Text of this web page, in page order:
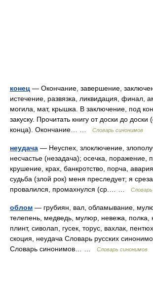
конец — Окончание, завершение,
истечение, развязка, ликвидация, финал,
могила, мат, крышка. В заключение, под
закуску. Прочитать книгу от доски до доски
конца). Окончание… …
Словарь синонимов
неудача — Неуспех, злоключение,
несчастье (незадача); осечка, поражение,
крушение, крах, банкротство, порча,
судьба (злой рок) меня преследует; я
провалился, промахнулся (ср.… …
облом — грубиян, вал, обламывание,
телепень, медведь, мулюр, невежа, полка,
плинт, сиволап, гусек, торус, вахлак,
скоция, неудача Словарь русских
Словарь синонимов… …
Словарь синонимов